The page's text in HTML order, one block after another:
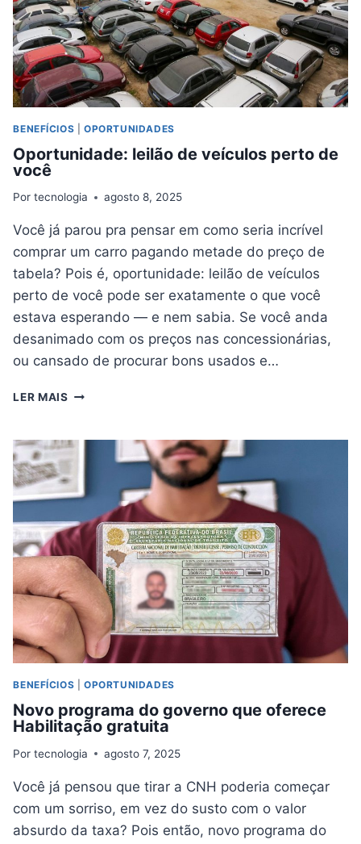
BENEFÍCIOS |OPORTUNIDADES
Oportunidade: leilão de veículos perto de
você
Por tecnologia agosto 8, 2025
Você já parou pra pensar em como seria incrível
comprar um carro pagando metade do preço de
tabela? Pois é, oportunidade: leilão de veículos
perto de você pode ser exatamente o que você
estava esperando — e nem sabia. Se você anda
desanimado com os preços nas concessionárias,
ou cansado de procurar bons usados e…
LER MAIS OPORTUNIDADE:
VEÍCULOS
PERTO
DE
VOCÊ
BENEFÍCIOS |OPORTUNIDADES
Novo programa do governo que oferece
Habilitação gratuita
Por tecnologia agosto 7, 2025
Você já pensou que tirar a CNH poderia começar
com um sorriso, em vez do susto com o valor
absurdo da taxa? Pois então, novo programa do